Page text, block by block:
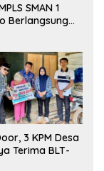
SMAN 1
Berlangsung
3 KPM Desa
Terima BLT-